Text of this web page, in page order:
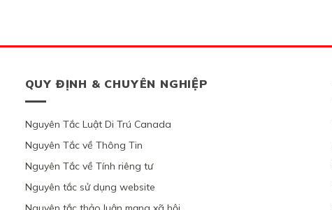
QUY ĐỊNH & CHUYÊN NGHIỆP
Nguyên Tắc Luật Di Trú Canada
Nguyên Tắc về Thông Tin
Nguyên Tắc về Tính riêng tư
Nguyên tắc sử dụng website